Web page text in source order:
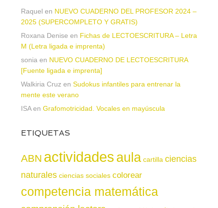
Raquel en NUEVO CUADERNO DEL PROFESOR 2024 –
2025 (SUPERCOMPLETO Y GRATIS)
Roxana Denise en Fichas de LECTOESCRITURA – Letra
M (Letra ligada e imprenta)
sonia en NUEVO CUADERNO DE LECTOESCRITURA
[Fuente ligada e imprenta]
Walkiria Cruz en Sudokus infantiles para entrenar la
mente este verano
ISAen Grafomotricidad. Vocales en mayúscula
ETIQUETAS
ABN actividadesaula cartilla ciencias
naturales ciencias sociales colorear
competencia matemática